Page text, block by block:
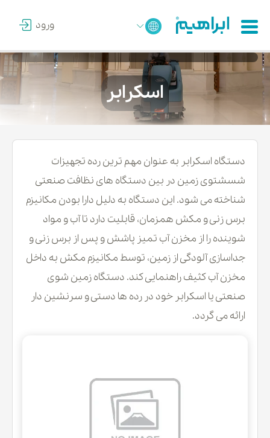
ورود
اسکرابر
دستگاه اسکرابر به عنوان مهم ترین رده تجهیزات
شسشتوی زمین در بین دستگاه های نظافت صنعتی
شناخته می شود. این دستگاه به دلیل دارا بودن مکانیزم
برس زنی و مکش همزمان، قابلیت دارد تا آب و مواد
شوینده را از مخزن آب تمیز پاشش و پس از برس زنی و
جداسازی آلودگی از زمین، توسط مکانیزم مکش به داخل
مخزن آب کثیف راهنمایی کند. دستگاه زمین شوی
صنعتی یا اسکرابر خود در رده ها دستی و سرنشین دار
ارائه می گردد.